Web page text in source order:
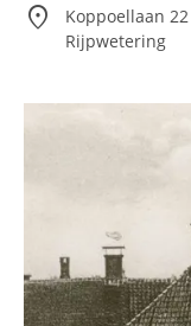
location_on
Koppoellaan 22
Rijpwetering